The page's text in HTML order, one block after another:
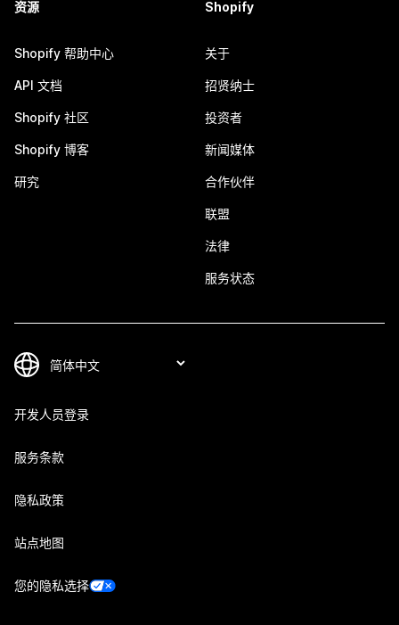
资源
Shopify 帮助中心
API 文档
Shopify 社区
Shopify 博客
研究
Shopify
关于
招贤纳士
投资者
新闻媒体
合作伙伴
联盟
法律
服务状态
开发人员登录
服务条款
隐私政策
站点地图
您的隐私选择